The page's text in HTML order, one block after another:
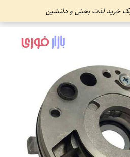
یک خرید لذت بخش و دلنشین